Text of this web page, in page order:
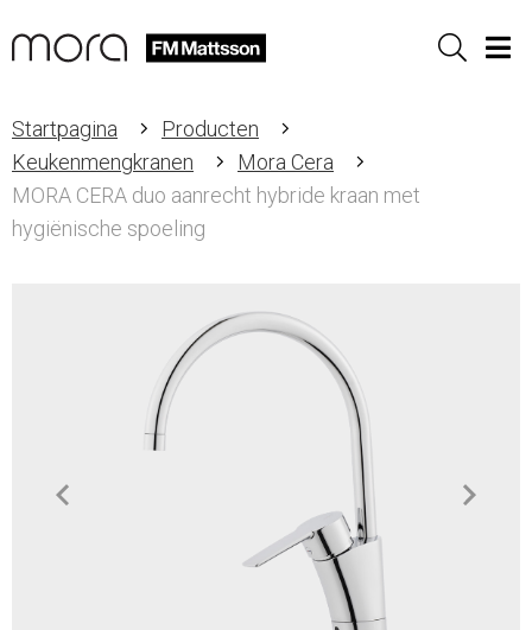
Sök
Startpagina
Producten
Keukenmengkranen
Mora Cera
MORA CERA duo aanrecht hybride kraan met
hygiënische spoeling